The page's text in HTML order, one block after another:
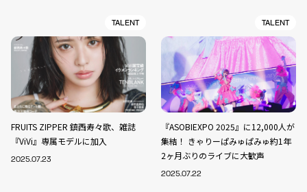
TALENT
FRUITS ZIPPER 鎮西寿々歌、雑誌
『ViVi』専属モデルに加入
2025.07.23
TALENT
『ASOBIEXPO 2025』に12,000人が
集結！ きゃりーぱみゅぱみゅ約1年
2ヶ月ぶりのライブに大歓声
2025.07.22